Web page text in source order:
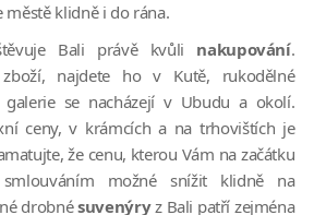
klidně i do rána.
Bali právě kvůli nakupování.
zboží, najdete ho v Kutě, rukodělné
se nacházejí v Ubudu a okolí.
ceny, v krámcích a na trhovištích je
že cenu, kterou Vám na začátku
možné snížit klidně na
drobnésuvenýryz Bali patří zejména